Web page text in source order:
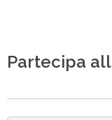
Partecipa